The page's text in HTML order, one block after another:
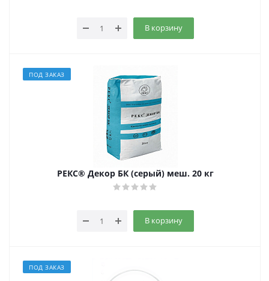
В корзину
ПОД ЗАКАЗ
РЕКС® Декор БК (серый) меш. 20 кг
В корзину
ПОД ЗАКАЗ